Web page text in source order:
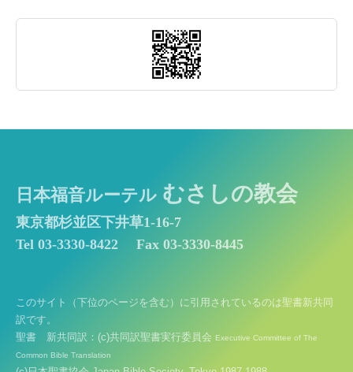
日本福音ルーテル むさしの教会
東京都杉並区下井草1-16-7
Tel 03-3330-8422
Fax 03-3330-8445
このサイト（下位のページを含む）に引用されているのは聖書新共同
訳です。
聖書 新共同訳：(c)共同訳聖書実行委員会 Executive Committee of The
Common Bible Translation